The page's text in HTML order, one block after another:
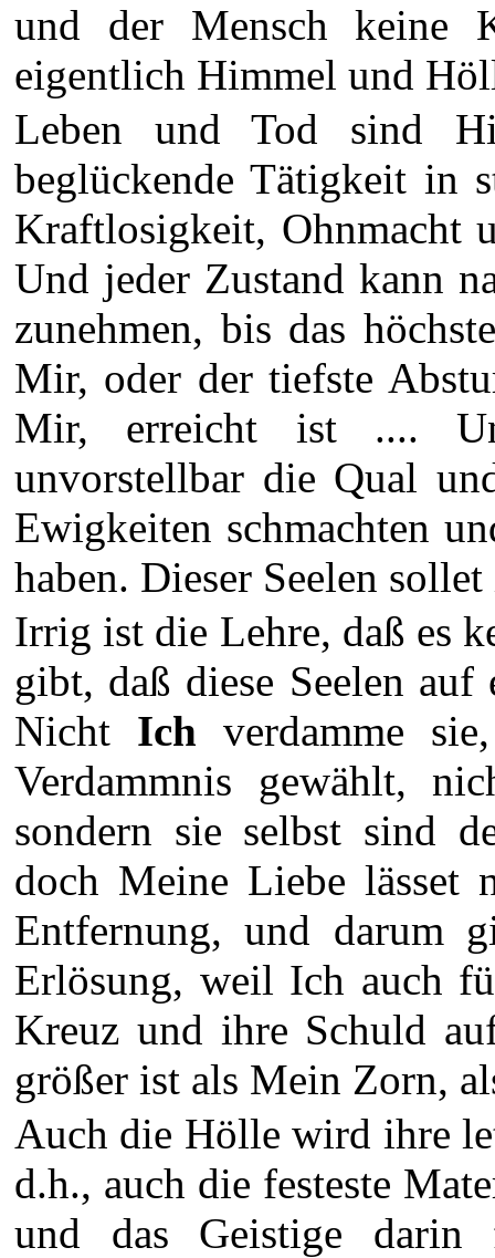
und der Mensch keine
eigentlich Himmel und
Leben und Tod sind
beglückende Tätigkeit in
Kraftlosigkeit, Ohnmacht
Und jeder Zustand kann
zunehmen, bis das
Mir, oder der tiefste
Mir, erreicht ist ....
unvorstellbar die Qual
Ewigkeiten schmachten
haben. Dieser Seelen
Irrig ist die Lehre, daß es
gibt, daß diese Seelen
Nicht Ich verdamme
Verdammnis gewählt,
sondern sie selbst sind
doch Meine Liebe lässet
Entfernung, und darum
Erlösung, weil Ich auch
Kreuz und ihre Schuld
größer ist als Mein Zorn,
Auch die Hölle wird ihre
d.h., auch die festeste
und das Geistige darin